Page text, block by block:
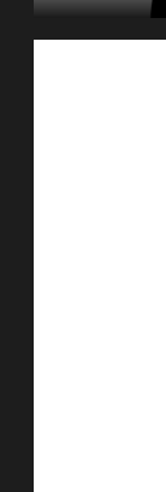
Die
ihre
Ballet des
2005 bis